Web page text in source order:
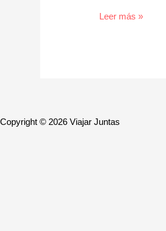
Leer más »
Copyright © 2026 Viajar Juntas